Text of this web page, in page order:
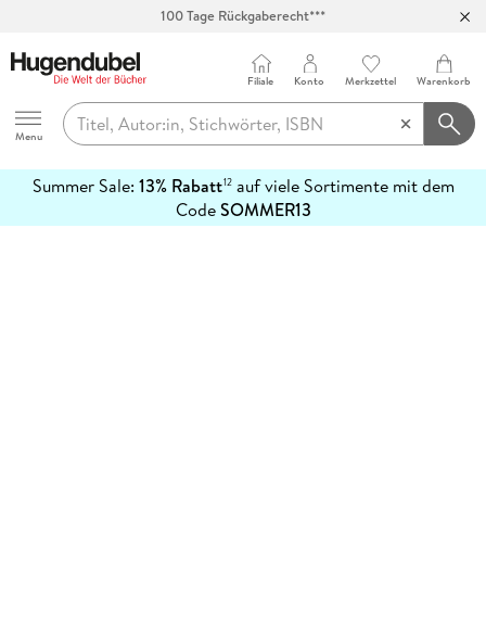
100 Tage Rückgaberecht***
Hugendubel
Menu
Filiale Konto Merkzettel Warenkorb
Summer Sale: 13% Rabatt12auf viele Sortimente mit dem
CodeSOMMER13
erfahren